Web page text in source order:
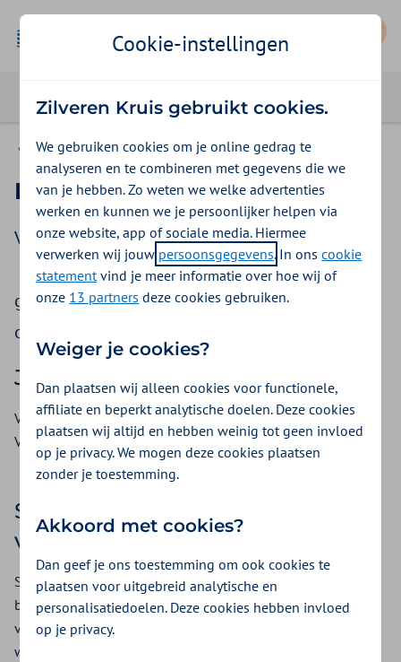
Vergoedingen
Krijg ik viagra vergoed?
Viagra is een medicijn dat dewerkzame stof
Sildenafil bevat. Het middel wordt bijvoorbeeld
gebruikt bij erectiestoornissen. Maar ook bij pijn
op de borst (angina pectoris).
Je krijgt Viagra niet vergoed
Viagra is niet opgenomen in het Geneesmiddelen
Vergoedingssysteem (GVS). Daarom vergoeden we het niet.
Sildenafil kun je soms wel
vergoed krijgen
Sildenafil, de werkzame stof in Viagra, is een middel dat de
bloedvaten verwijdt. Een arts kan medicijnen met deze stof
voorschrijven voor hartproblemen. Deze medicijnen worden
wel
Cookie-instellingen
Zilveren Kruis gebruikt cookies.
We gebruiken cookies om je online gedrag te
analyseren en te combineren met gegevens die we
van je hebben. Zo weten we welke advertenties
werken en kunnen we je persoonlijker helpen via
onze website, app of sociale media. Hiermee
verwerken wij jouw persoonsgegevens. In onscookie
statementvind je meer informatie over hoe wij of
onze 13 partners deze cookies gebruiken.
Weiger je cookies?
Dan plaatsen wij alleen cookies voor functionele,
affiliate en beperkt analytische doelen. Deze cookies
plaatsen wij altijd en hebben weinig tot geen invloed
op je privacy. We mogen deze cookies plaatsen
zonder je toestemming.
Akkoord met cookies?
Dan geef je ons toestemming om ook cookies te
plaatsen voor uitgebreid analytische en
personalisatiedoelen. Deze cookies hebben invloed
op je privacy.